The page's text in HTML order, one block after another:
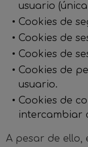
usuario
Cookies de
Cookies de
Cookies de
Cookies de
usuario.
Cookies de
intercambiar
A pesar de ello,